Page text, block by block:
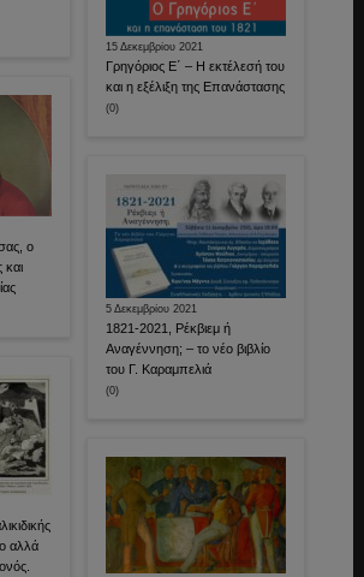
ο
αλλά
15 Δεκεμβρίου 2021
Γρηγόριος Ε΄ – Η εκτέλεσή του
και η εξέλιξη της Επανάστασης
(0)
5 Δεκεμβρίου 2021
1821-2021, Ρέκβιεμ ή
Αναγέννηση; – το νέο βιβλίο
του Γ. Καραμπελιά
(0)